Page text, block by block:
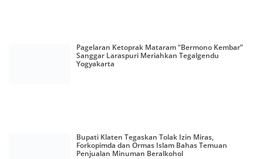
Pagelaran Ketoprak Mataram “Bermono Kembar”
Sanggar Laraspuri Meriahkan Tegalgendu
Yogyakarta
Bupati Klaten Tegaskan Tolak Izin Miras,
Forkopimda dan Ormas Islam Bahas Temuan
Penjualan Minuman Beralkohol